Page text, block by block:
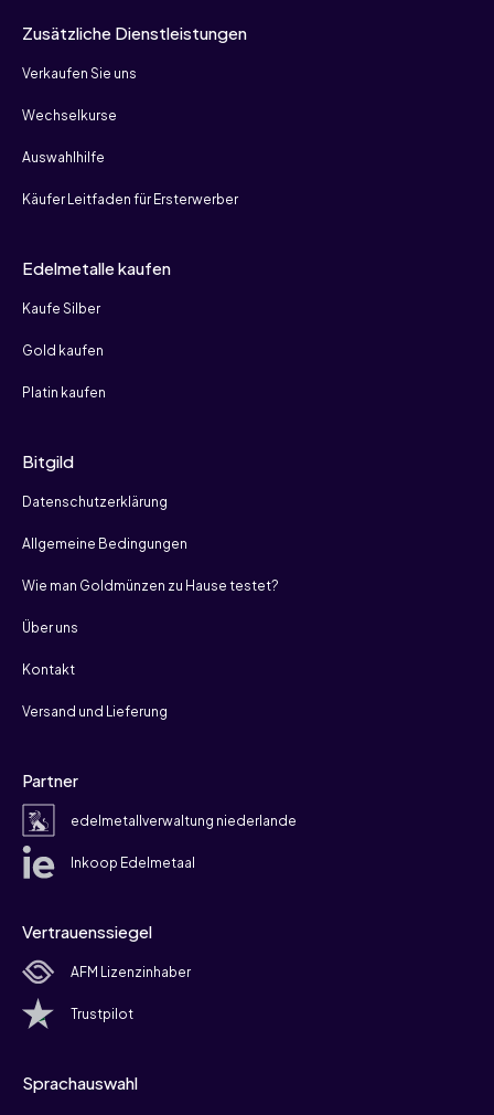
Zusätzliche Dienstleistungen
Verkaufen Sie uns
Wechselkurse
Auswahlhilfe
Käufer Leitfaden für Ersterwerber
Edelmetalle kaufen
Kaufe Silber
Gold kaufen
Platin kaufen
Bitgild
Datenschutzerklärung
Allgemeine Bedingungen
Wie man Goldmünzen zu Hause testet?
Über uns
Kontakt
Versand und Lieferung
Partner
edelmetallverwaltung niederlande
Inkoop Edelmetaal
Vertrauenssiegel
AFM Lizenzinhaber
Trustpilot
Sprachauswahl